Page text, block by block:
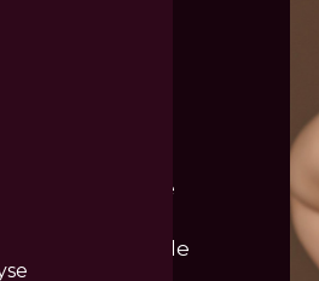
kan vi endre
kjeve, avtagende